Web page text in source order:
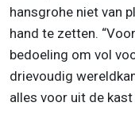
hansgrohe niet van
hand te zetten.
bedoeling om vol
drievoudig
alles voor uit de kast